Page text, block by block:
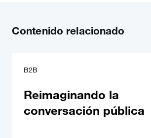
Contenido relacionado
B2B
Reimaginando la
conversación pública